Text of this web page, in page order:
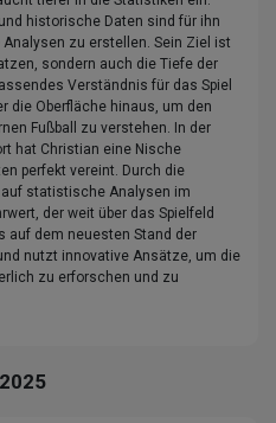
historische Daten sind für ihn
zu erstellen. Sein Ziel ist
sondern auch die Tiefe der
Verständnis für das Spiel
die Oberfläche hinaus, um den
Fußball zu verstehen. In der
hat Christian eine Nische
perfekt vereint. Durch die
statistische Analysen im
der weit über das Spielfeld
auf dem neuesten Stand der
nutzt innovative Ansätze, um die
zu erforschen und zu